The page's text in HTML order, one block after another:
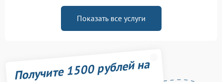
Показать все услуги
Получите 1500 рублей на